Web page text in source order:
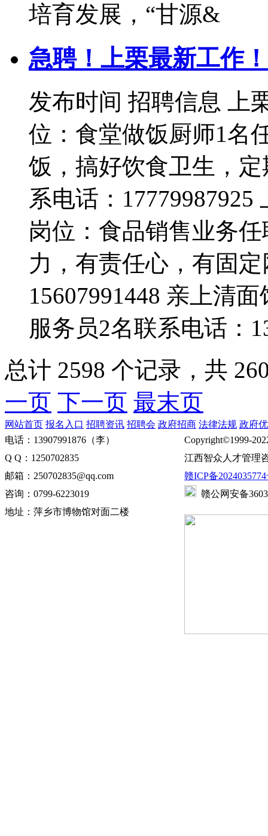
培育发展，“甘源&
急聘！上栗最新工作
发布时间 招聘信息 上
位：食堂做饭厨师1名
饭，搞好饮食卫生，
系电话：
岗位：食品销售业务
力，有责任心，有固
15607991448 亲上清
服务员2名联系电话：
总计 2598 个记录，共
一页 下一页 最末页
网站首页 报名入口 招聘资讯 招聘会 政府招商 法律法规 政府
电话：13907991876（李）
Q Q：1250702835
邮箱：250702835@qq.com
咨询：0799-6223019
地址：萍乡市博物馆对面二楼
Copyright©1999-
江西智众人才管理
赣ICP备
赣公网安备